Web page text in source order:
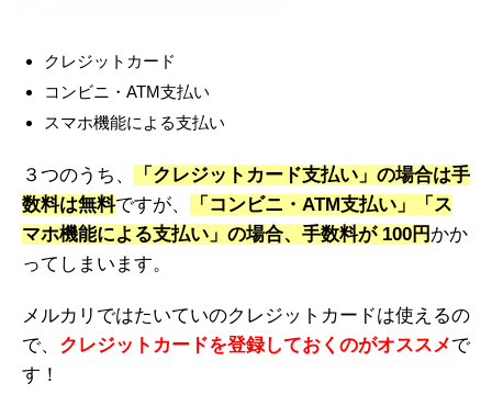
クレジットカード
コンビニ・ATM支払い
スマホ機能による支払い
３つのうち、
「クレジットカード支払い」の場合は手
数料は無料ですが、
「コンビニ・ATM支払い」「ス
マホ機能による支払い」の場合、手数料が 100円 かか
ってしまいます。
メルカリではたいていのクレジットカードは使えるの
で、 クレジットカードを登録しておくのがオススメで
す！